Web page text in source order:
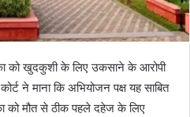
को खुदकुशी के लिए उकसाने के आरोपी
ने माना कि अभियोजन पक्ष यह साबित
को मौत से ठीक पहले दहेज के लिए